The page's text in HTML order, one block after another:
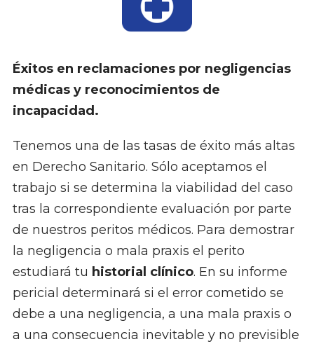
Éxitos en reclamaciones por negligencias
médicas y reconocimientos de
incapacidad.
Tenemos una de las tasas de éxito más altas
en Derecho Sanitario. Sólo aceptamos el
trabajo si se determina la viabilidad del caso
tras la correspondiente evaluación por parte
de nuestros peritos médicos. Para demostrar
la negligencia o mala praxis el perito
estudiará tu historial clínico. En su informe
pericial determinará si el error cometido se
debe a una negligencia, a una mala praxis o
a una consecuencia inevitable y no previsible